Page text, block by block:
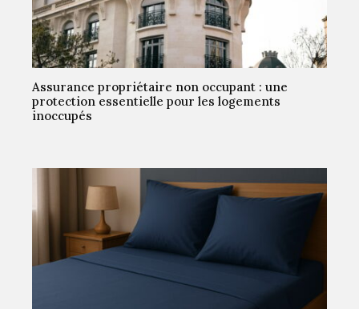
Assurance propriétaire non occupant : une
protection essentielle pour les logements
inoccupés